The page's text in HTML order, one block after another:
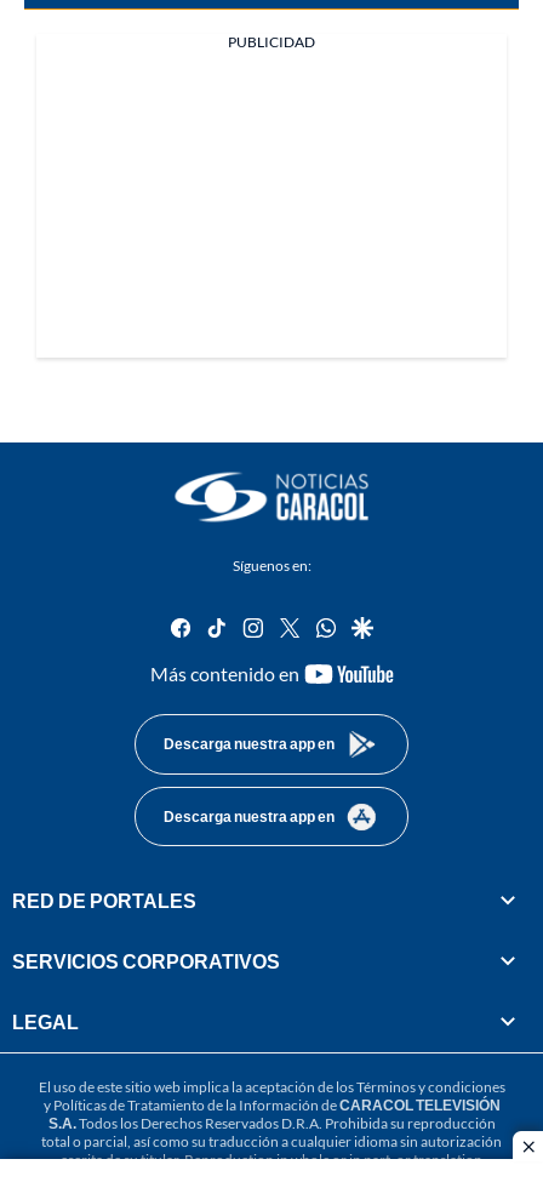
PUBLICIDAD
Síguenos en:
facebook
tiktok instagram
twitterwhatsapp
google
Más contenido en
youtube-
Descarga nuestra app en
Descarga nuestra app en
RED DE PORTALES
SERVICIOS CORPORATIVOS
LEGAL
El uso de este sitio web implica la aceptación de losTérminos y condiciones
y Políticas de Tratamiento de la Información deCARACOL TELEVISIÓN
S.A.Todos los Derechos Reservados D.R.A. Prohibida su reproducción
total o parcial, así como su traducción a cualquier idioma sin autorización
escrita de su titular. Reproduction in whole or in part, or translation